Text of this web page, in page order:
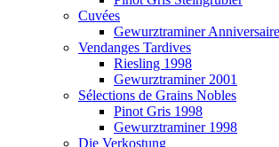
Cuvées
Gewurztraminer Anniversaire
Vendanges Tardives
Riesling 1998
Gewurztraminer 2001
Sélections de Grains Nobles
Pinot Gris 1998
Gewurztraminer 1998
Die Verkostung